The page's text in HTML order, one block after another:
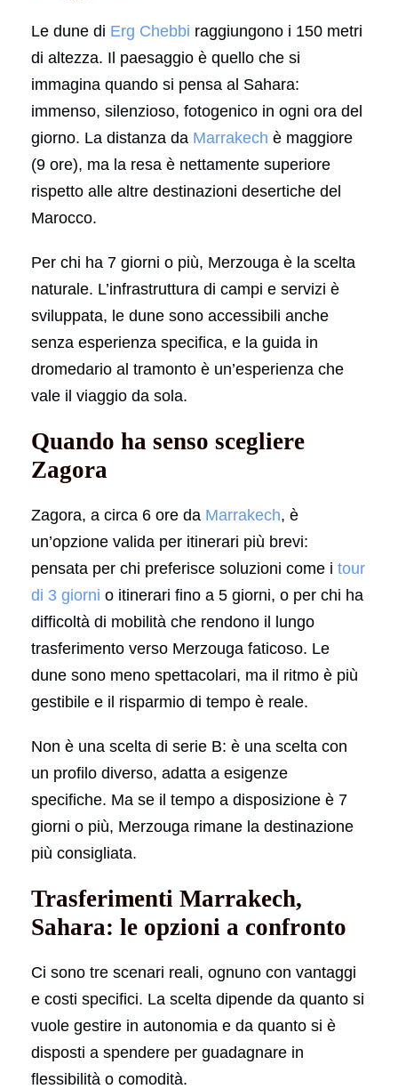
Le dune di Erg Chebbi raggiungono i 150 metri
di altezza. Il paesaggio è quello che si
immagina quando si pensa al Sahara:
immenso, silenzioso, fotogenico in ogni ora del
giorno. La distanza da Marrakech è maggiore
(9 ore), ma la resa è nettamente superiore
rispetto alle altre destinazioni desertiche del
Marocco.
Per chi ha 7 giorni o più, Merzouga è la scelta
naturale. L’infrastruttura di campi e servizi è
sviluppata, le dune sono accessibili anche
senza esperienza specifica, e la guida in
dromedario al tramonto è un’esperienza che
vale il viaggio da sola.
Quando ha senso scegliere
Zagora
Zagora, a circa 6 ore da Marrakech, è
un’opzione valida per itinerari più brevi:
pensata per chi preferisce soluzioni come i tour
di 3 giorni o itinerari fino a 5 giorni, o per chi ha
difficoltà di mobilità che rendono il lungo
trasferimento verso Merzouga faticoso. Le
dune sono meno spettacolari, ma il ritmo è più
gestibile e il risparmio di tempo è reale.
Non è una scelta di serie B: è una scelta con
un profilo diverso, adatta a esigenze
specifiche. Ma se il tempo a disposizione è 7
giorni o più, Merzouga rimane la destinazione
più consigliata.
Trasferimenti Marrakech,
Sahara: le opzioni a confronto
Ci sono tre scenari reali, ognuno con vantaggi
e costi specifici. La scelta dipende da quanto si
vuole gestire in autonomia e da quanto si è
disposti a spendere per guadagnare in
flessibilità o comodità.